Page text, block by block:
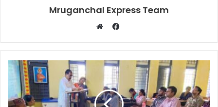
Mruganchal Express Team
Facebook